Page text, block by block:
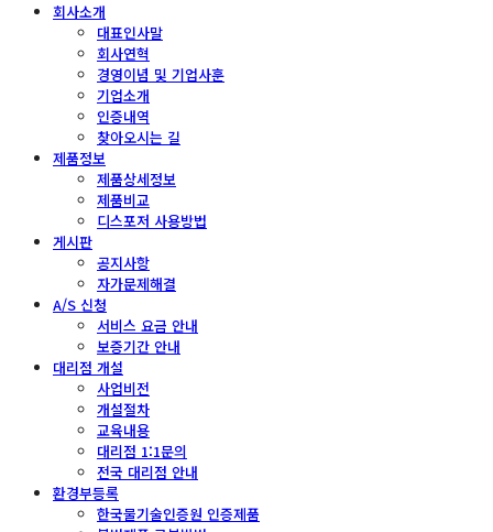
회사소개
대표인사말
회사연혁
경영이념 및 기업사훈
기업소개
인증내역
찾아오시는 길
제품정보
제품상세정보
제품비교
디스포저 사용방법
게시판
공지사항
자가문제해결
A/S 신청
서비스 요금 안내
보증기간 안내
대리점 개설
사업비전
개설절차
교육내용
대리점 1:1문의
전국 대리점 안내
환경부등록
한국물기술인증원 인증제품